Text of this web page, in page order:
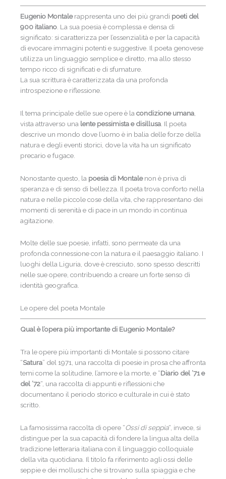
Eugenio Montalerappresenta uno dei più grandi poeti del
900 italiano . La sua poesia è complessa e densa di
significato: si caratterizza per l’essenzialità e per la capacità
di evocare immagini potenti e suggestive. Il poeta genovese
utilizza un linguaggio semplice e diretto, ma allo stesso
tempo ricco di significati e di sfumature.
La sua scrittura è caratterizzata da una profonda
introspezione e riflessione.
Il tema principale delle sue opere è la condizione umana
vista attraverso una lente pessimista e disillusa . Il poeta
descrive un mondo dove l’uomo è in balia delle forze della
natura e degli eventi storici, dove la vita ha un significato
precario e fugace.
Nonostante questo, la poesia di Montalenon è priva di
speranza e di senso di bellezza. Il poeta trova conforto nella
natura e nelle piccole cose della vita, che rappresentano dei
momenti di serenità e di pace in un mondo in continua
agitazione.
Molte delle sue poesie, infatti, sono permeate da una
profonda connessione con la natura e il paesaggio italiano. I
luoghi della Liguria, dove è cresciuto, sono spesso descritti
nelle sue opere, contribuendo a creare un forte senso di
identità geografica.
Le opere del poeta Montale
Qual è l’opera più importante di Eugenio Montale?
Tra le opere più importanti di Montale si possono citare
“Satura” del 1971, una raccolta di poesie in prosa che affronta
temi come la solitudine, l’amore e la morte, e “Diario del ’71 e
del ’72“, una raccolta di appunti e riflessioni che
documentano il periodo storico e culturale in cui è stato
scritto.
La famosissima raccolta di opere “Ossi di seppia“, invece, si
distingue per la sua capacità di fondere la lingua alta della
tradizione letteraria italiana con il linguaggio colloquiale
della vita quotidiana. Il titolo fa riferimento agli ossi delle
seppie e dei molluschi che si trovano sulla spiaggia e che